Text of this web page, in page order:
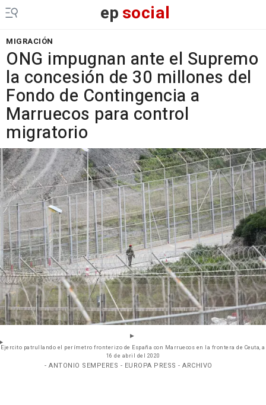
epsocial
MIGRACIÓN
ONG impugnan ante el Supremo
la concesión de 30 millones del
Fondo de Contingencia a
Marruecos para control
migratorio
Ejercito patrullando el perímetro fronterizo de España con Marruecos en la frontera de Ceuta, a
16 de abril del 2020
- ANTONIO SEMPERES - EUROPA PRESS - ARCHIVO